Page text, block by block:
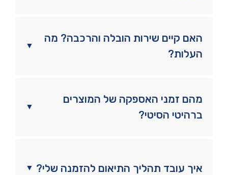
▼
האם קיים שירות הובלה והרכבה? מה
העלות?
▼
מהם זמני האספקה של המוצרים
ברהיטי הסיטי?
▼ איך עובד תהליך התיאום להזמנה שלי?